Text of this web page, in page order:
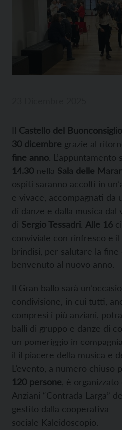
Il Castello del Buonconsiglio
30 dicembre grazie al
fine anno. L’appuntamento
14.30 nella Sala delle
ospiti saranno accolti in
e vivace, accompagnati da
di danze e dalla musica dal
di Sergio Tessadri. Alle 16
conviviale con rinfresco e il
brindisi, per salutare la
benvenuto al nuovo anno.
Il Gran ballo sarà
condivisione, in cui tutti,
compresi i più anziani,
balli di gruppo e danze di
un pomeriggio in
il il piacere della musica e
L’evento, a numero chiuso
120 persone , è
Anziani “Contrada Larga”
gestito dalla cooperativa
sociale Kaleidoscopio.